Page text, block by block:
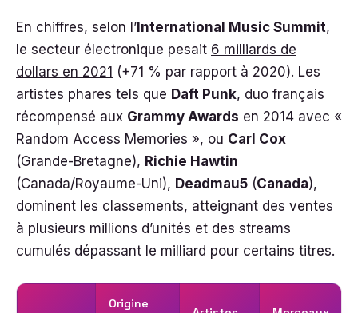
En chiffres, selon l’ International Music Summit,
le secteur électronique pesait 6 milliards de
dollars en 2021 (+71 % par rapport à 2020). Les
artistes phares tels que Daft Punk, duo français
récompensé aux Grammy Awards en 2014 avec «
Random Access Memories », ou Carl Cox
(Grande-Bretagne), Richie Hawtin
(Canada/Royaume-Uni), Deadmau5 (Canada),
dominent les classements, atteignant des ventes
à plusieurs millions d’unités et des streams
cumulés dépassant le milliard pour certains titres.
Origine